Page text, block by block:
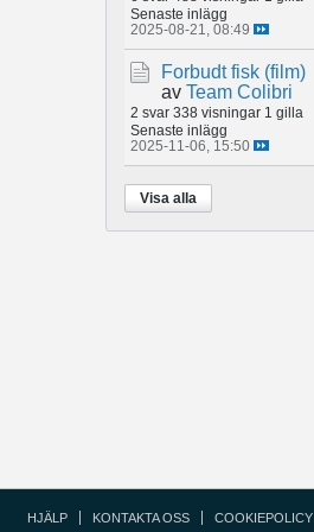
Senaste inlägg
2025-08-21, 08:49
Forbudt fisk (film)
av Team Colibri
2 svar 338 visningar 1 gilla
Senaste inlägg
2025-11-06, 15:50
Visa alla
HJÄLP KONTAKTA OSS COOKIEPOLICY